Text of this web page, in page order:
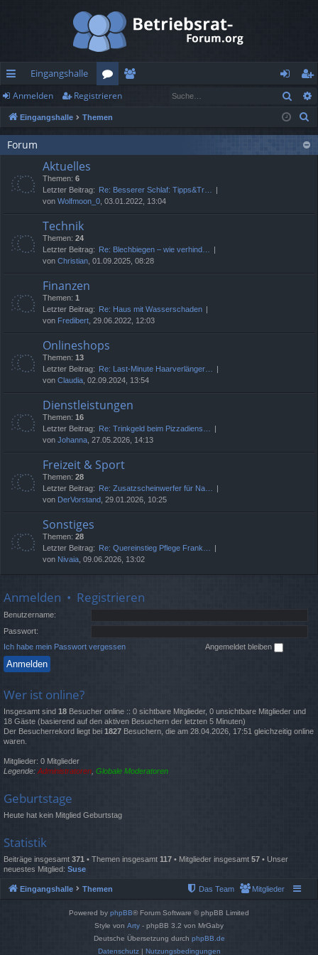
ch
ne
llz
rif
f
Eingangshalle
or
en
n
m
eg
ist
rie
Anmelden Registrieren
Eingangshalle Themen
Forum
Aktuelles
Themen: 6
Letzter Beitrag: Re: Besserer Schlaf: Tipps&Tr…
von Wolfmoon_0 , 03.01.2022, 13:04
Technik
Themen: 24
Letzter Beitrag: Re: Blechbiegen – wie verhind…
von Christian , 01.09.2025, 08:28
Finanzen
Themen: 1
Letzter Beitrag: Re: Haus mit Wasserschaden
von Fredibert , 29.06.2022, 12:03
Onlineshops
Themen: 13
Letzter Beitrag: Re: Last-Minute Haarverlänger…
von Claudia , 02.09.2024, 13:54
Dienstleistungen
Themen: 16
Letzter Beitrag: Re: Trinkgeld beim Pizzadiens…
von Johanna , 27.05.2026, 14:13
Freizeit & Sport
Themen: 28
Letzter Beitrag: Re: Zusatzscheinwerfer für Na…
von DerVorstand , 29.01.2026, 10:25
Sonstiges
Themen: 28
Letzter Beitrag: Re: Quereinstieg Pflege Frank…
von Nivaia , 09.06.2026, 13:02
Anmelden • Registrieren
Benutzername:
Passwort:
Ich habe mein Passwort vergessen
Angemeldet bleiben
Wer ist online?
Insgesamt sind 18 Besucher online :: 0 sichtbare Mitglieder, 0 unsichtbare Mitglieder und
18 Gäste (basierend auf den aktiven Besuchern der letzten 5 Minuten)
Der Besucherrekord liegt bei 1827 Besuchern, die am 28.04.2026, 17:51 gleichzeitig online
waren.
Mitglieder: 0 Mitglieder
Legende: Administratoren Globale Moderatoren
Geburtstage
Heute hat kein Mitglied Geburtstag
Statistik
Beiträge insgesamt 371 • Themen insgesamt 117 • Mitglieder insgesamt 57 • Unser
neuestes Mitglied: Suse
Eingangshalle Themen Mitglieder
Das Team
Powered by phpBB® Forum Software © phpBB Limited
Style von Arty - phpBB 3.2 von MrGaby
Deutsche Übersetzung durch phpBB.de
Datenschutz| Nutzungsbedingungen